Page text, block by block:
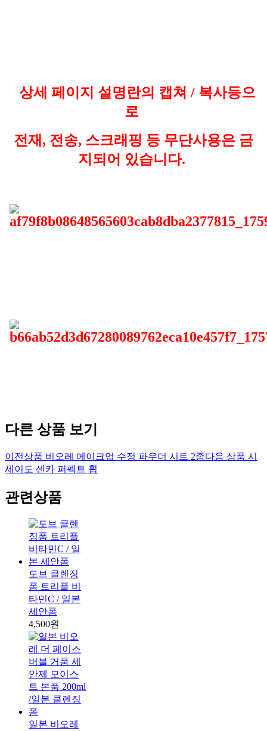
상세 페이지 설명란의 캡쳐 / 복사등으
로
전재, 전송, 스크래핑 등 무단사용은 금
지되어 있습니다.
다른 상품 보기
이전상품 비오레 메이크업 수정 파우더 시트 2종다음 상품 시
세이도 센카 퍼펙트 휩
관련상품
도브 클렌징
폼 트리플 비
타민C / 일본
세안폼
4,500원
일본 비오레